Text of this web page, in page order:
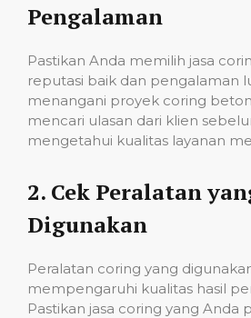
Pengalaman
Pastikan Anda memilih jasa
reputasi baik dan pengalaman
menangani proyek coring
mencari ulasan dari klien
mengetahui kualitas layanan
2. Cek Peralatan
Digunakan
Peralatan coring yang
mempengaruhi kualitas hasil
Pastikan jasa coring yang Anda